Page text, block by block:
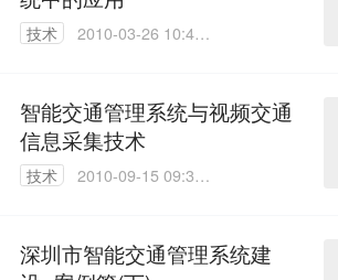
技术
2010-03-26 10:41:
智能交通管理系统与视频交通
信息采集技术
技术
2010-09-15 09:35:
深圳市智能交通管理系统建